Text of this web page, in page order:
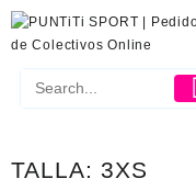
TALLA: 3XS